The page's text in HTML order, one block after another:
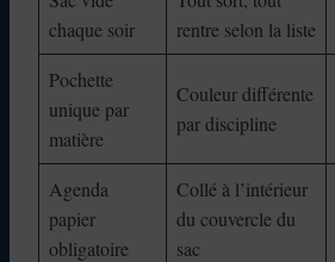
chaque soir
rentre selon la liste
Pochette
unique par
matière
Couleur différente
par discipline
Agenda
papier
obligatoire
Collé à l’intérieur
du couvercle du
sac